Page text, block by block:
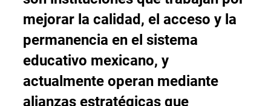
mejorar la calidad, el acceso y la
permanencia en el sistema
educativo mexicano, y
actualmente operan mediante
alianzas estratégicas que